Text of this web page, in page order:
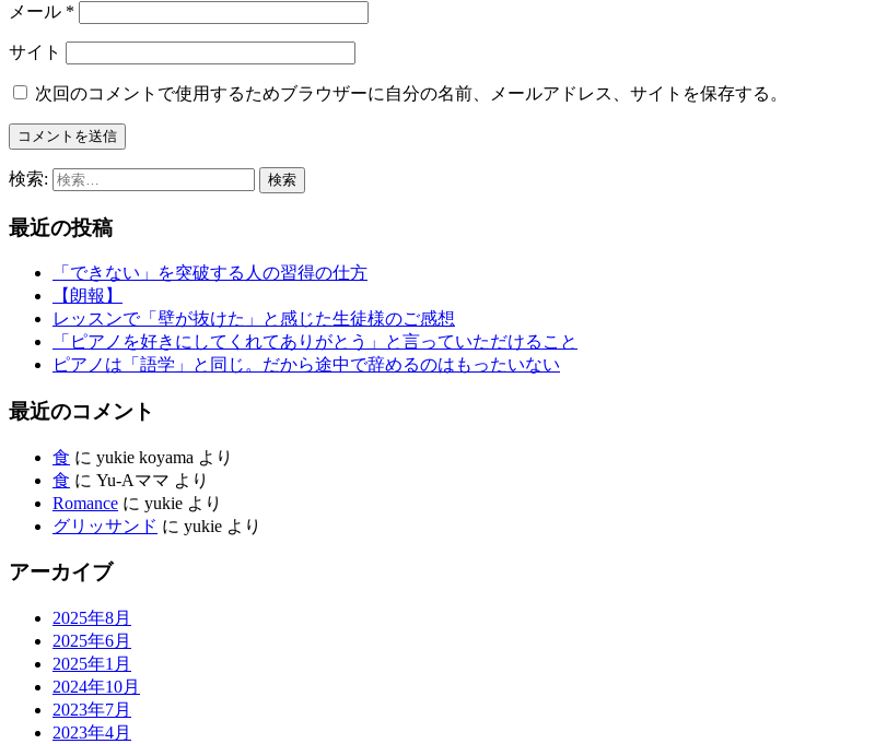
メール *
サイト
次回のコメントで使用するためブラウザーに自分の名前、メールアドレス、サイトを保存する。
検索:
最近の投稿
「できない」を突破する人の習得の仕方
【朗報】
レッスンで「壁が抜けた」と感じた生徒様のご感想
「ピアノを好きにしてくれてありがとう」と言っていただけること
ピアノは「語学」と同じ。だから途中で辞めるのはもったいない
最近のコメント
食 に yukie koyama より
食 に Yu-Aママ より
Romance に yukie より
グリッサンド に yukie より
アーカイブ
2025年8月
2025年6月
2025年1月
2024年10月
2023年7月
2023年4月